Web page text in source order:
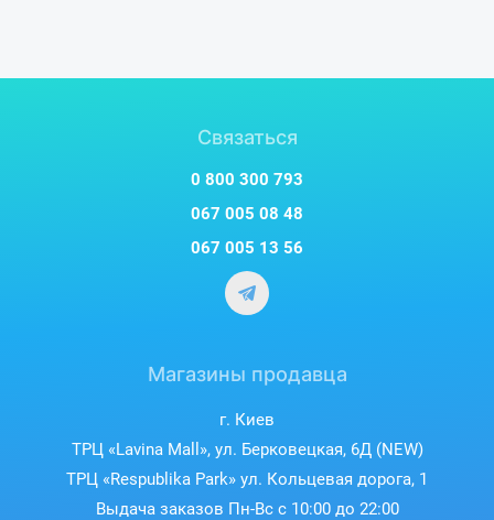
Связаться
0 800 300 793
067 005 08 48
067 005 13 56
Магазины продавца
г. Киев
ТРЦ «Lavina Mall», ул. Берковецкая, 6Д (NEW)
ТРЦ «Respublika Park» ул. Кольцевая дорога, 1
Выдача заказов Пн-Вс с 10:00 до 22:00